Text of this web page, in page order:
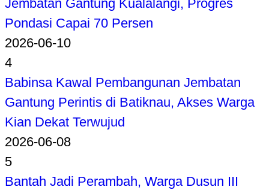
Jembatan Gantung Kualalangi, Progres
Pondasi Capai 70 Persen
2026-06-10
4
Babinsa Kawal Pembangunan Jembatan
Gantung Perintis di Batiknau, Akses Warga
Kian Dekat Terwujud
2026-06-08
5
Bantah Jadi Perambah, Warga Dusun III